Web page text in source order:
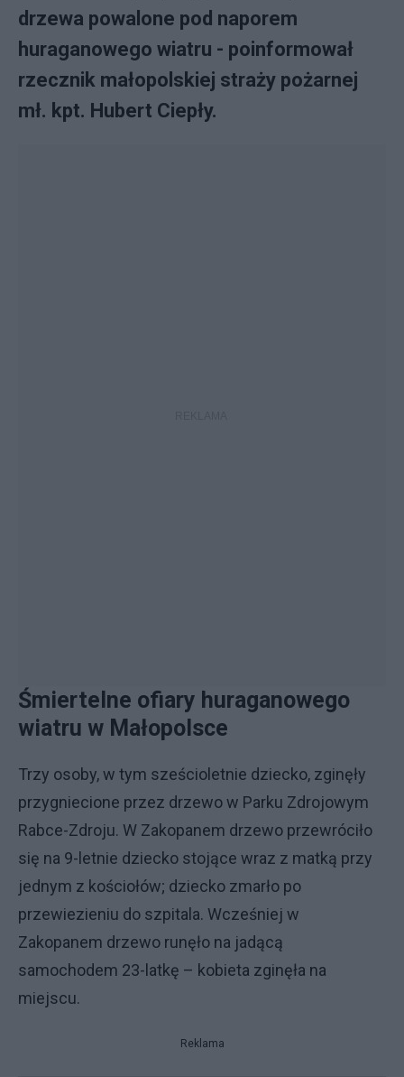
drzewa powalone pod naporem
huraganowego wiatru - poinformował
rzecznik małopolskiej straży pożarnej
mł. kpt. Hubert Ciepły.
Śmiertelne ofiary huraganowego
wiatru w Małopolsce
Trzy osoby, w tym sześcioletnie dziecko, zginęły
przygniecione przez drzewo w Parku Zdrojowym
Rabce-Zdroju. W Zakopanem drzewo przewróciło
się na 9-letnie dziecko stojące wraz z matką przy
jednym z kościołów; dziecko zmarło po
przewiezieniu do szpitala. Wcześniej w
Zakopanem drzewo runęło na jadącą
samochodem 23-latkę – kobieta zginęła na
miejscu.
Reklama